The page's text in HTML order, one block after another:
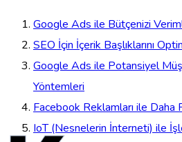
Google Ads ile Bütçenizi
SEO İçin İçerik Başlıklarını
Google Ads ile Potansiyel
Yöntemleri
Facebook Reklamları ile Daha
IoT (Nesnelerin İnterneti) ile